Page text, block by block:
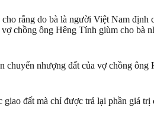
rằng do bà là người Việt Nam định
chồng ông Hêng Tính giùm cho bà
chuyển nhượng đất của vợ chồng ông
đất mà chỉ được trả lại phần giá trị